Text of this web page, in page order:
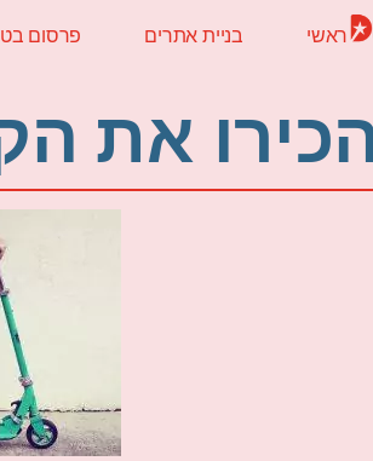
ראשי בניית אתרים פרסום
את